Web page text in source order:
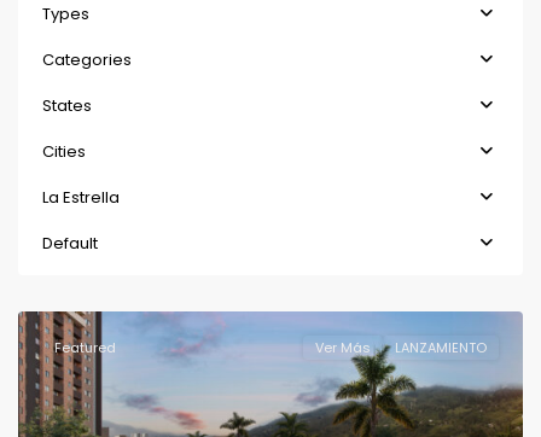
Types
Categories
States
Cities
La Estrella
Default
Featured Ver Más LANZAMIENTO